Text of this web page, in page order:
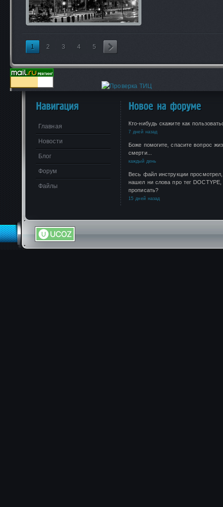
1 2 3 4 5
Главная
Новости
Блог
Форум
Файлы
Кто-нибудь скажите как
7 дней назад
Боже помогите, спасите вопрос
смерти...
каждый день
Весь файл инструкции
нашел ни слова про тег DOCTYPE,
прописать?
15 дней назад